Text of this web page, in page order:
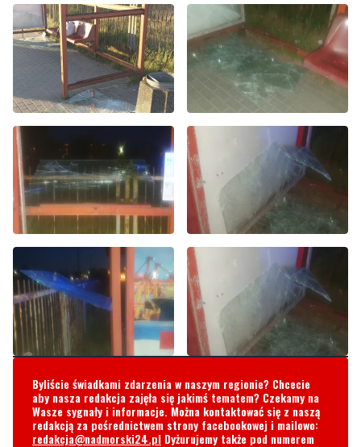
Byliście świadkami zdarzenia w naszym regionie? Chcecie
aby nasza redakcja zajęła się jakimś tematem? Czekamy na
Wasze sygnały i informacje. Można kontaktować się z naszą
redakcja@nadmorski24.plDyżurujemy także pod numerem
telefonu729 715 670.